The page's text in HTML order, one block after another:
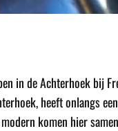
in de Achterhoek bij
heeft onlangs
modern komen hier